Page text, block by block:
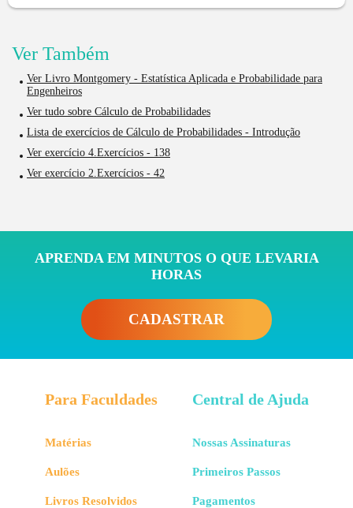
Ver Também
Ver Livro Montgomery - Estatística Aplicada e Probabilidade para
Engenheiros
Ver tudo sobre Cálculo de Probabilidades
Lista de exercícios de Cálculo de Probabilidades - Introdução
Ver exercício 4.Exercícios - 138
Ver exercício 2.Exercícios - 42
APRENDA EM MINUTOS O QUE LEVARIA
HORAS
CADASTRAR
Para Faculdades
Matérias
Aulões
Livros Resolvidos
Central de Ajuda
Nossas Assinaturas
Primeiros Passos
Pagamentos